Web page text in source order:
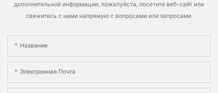
дополнительной информации, пожалуйста, посетите веб-сайт или
свяжитесь с нами напрямую с вопросами или запросами.
Название
Электронная Почта